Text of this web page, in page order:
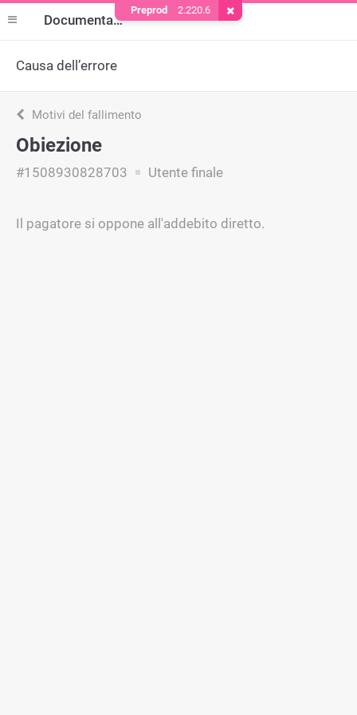
Documentazione
Causa dell’errore
Motivi del fallimento
Obiezione
#1508930828703 Utente finale
Il pagatore si oppone all'addebito diretto.
Preprod 2.220.6 Rimuovere il cookie